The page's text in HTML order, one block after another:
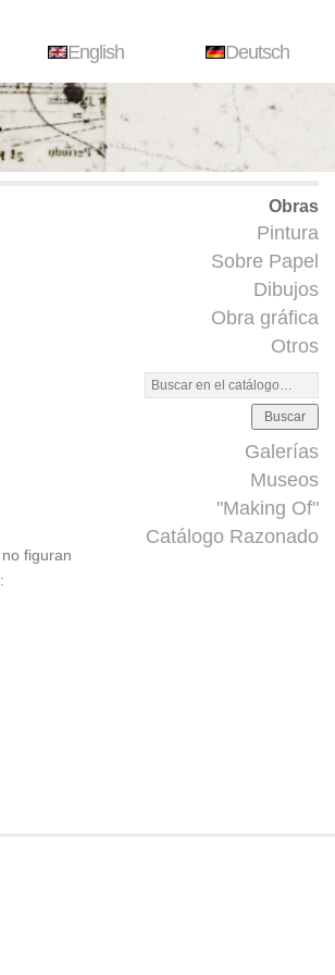
English Deutsch
Obras
Pintura
Sobre Papel
Dibujos
Obra gráfica
Otros
Buscar
Galerías
Museos
"Making Of"
Catálogo Razonado
figuran